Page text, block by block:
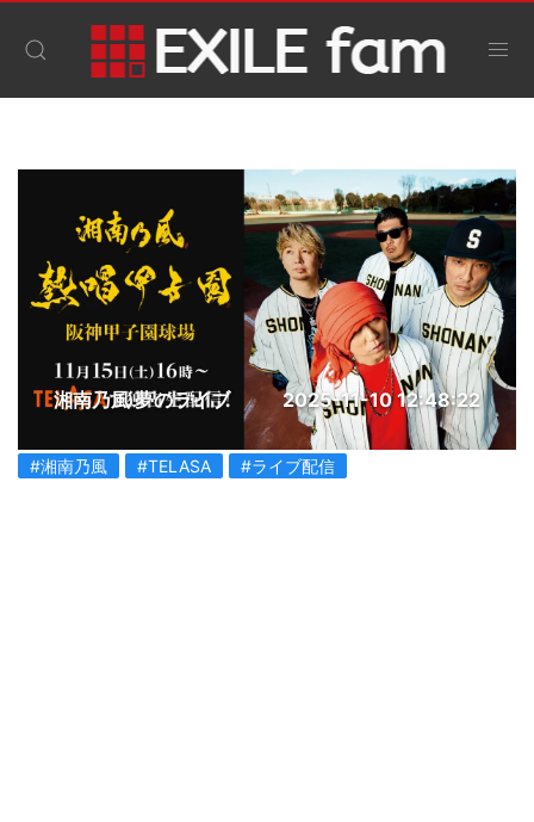
湘南乃風 夢のライブ 2025-11-10 12:48:22
#湘南乃風 #TELASA #ライブ配信